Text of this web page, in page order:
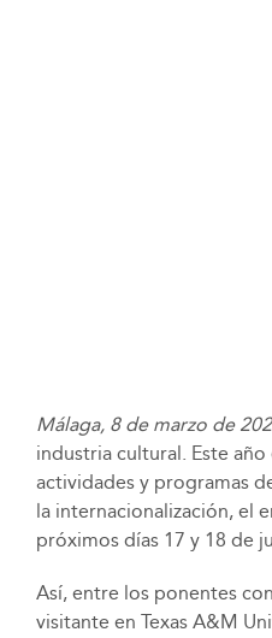
Málaga, 8 de marzo de
industria cultural. Este
actividades y programas
la internacionalización, el
próximos días 17 y 18 de
Así, entre los ponentes
visitante en Texas A&M